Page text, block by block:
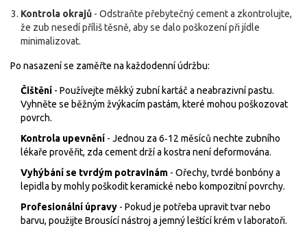
Kontrola okrajů - Odstraňte přebytečný cement a zkontrolujte,
že zub nesedí příliš těsně, aby se dalo poškození při jídle
minimalizovat.
Po nasazení se zaměřte na každodenní údržbu:
Čištění - Používejte měkký zubní kartáč a neabrazivní pastu.
Vyhněte se běžným žvýkacím pastám, které mohou poškozovat
povrch.
Kontrola upevnění - Jednou za 6‑12 měsíců nechte zubního
lékaře prověřit, zda cement drží a kostra není deformována.
Vyhýbání se tvrdým potravinám - Ořechy, tvrdé bonbóny a
lepidla by mohly poškodit keramické nebo kompozitní povrchy.
Profesionální úpravy - Pokud je potřeba upravit tvar nebo
barvu, použijte Brousící nástroja jemný leštící krém v laboratoři.